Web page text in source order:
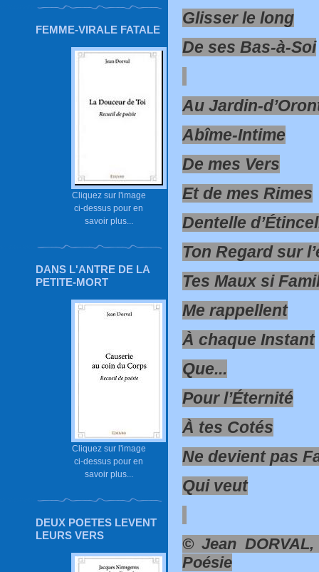
FEMME-VIRALE FATALE
Cliquez sur l'image
ci-dessus pour en
savoir plus...
DANS L'ANTRE DE LA
PETITE-MORT
Cliquez sur l'image
ci-dessus pour en
savoir plus...
DEUX POETES LEVENT
LEURS VERS
Glisser le long
De ses Bas-à-Soi
Au Jardin-
Abîme-Intime
De mes Vers
Et de mes Rimes
Dentelle
Ton Regard sur
Tes Maux si
Me rappellent
À chaque Instant
Que...
Pour l’Éternité
À tes Cotés
Ne devient pas
Qui veut
© Jean
Poésie